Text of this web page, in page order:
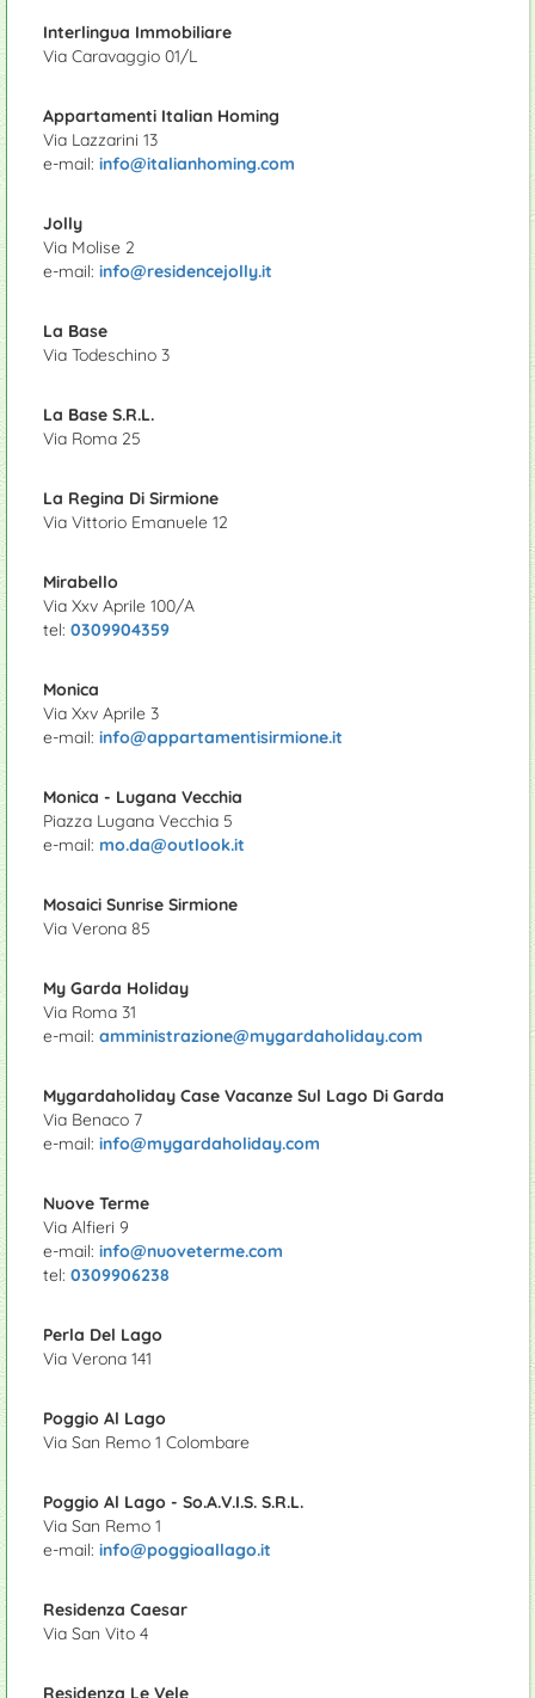
Interlingua Immobiliare
Via Caravaggio 01/L
Appartamenti Italian Homing
Via Lazzarini 13
e-mail: info@italianhoming.com
Jolly
Via Molise 2
e-mail: info@residencejolly.it
La Base
Via Todeschino 3
La Base S.R.L.
Via Roma 25
La Regina Di Sirmione
Via Vittorio Emanuele 12
Mirabello
Via Xxv Aprile 100/A
tel: 0309904359
Monica
Via Xxv Aprile 3
e-mail: info@appartamentisirmione.it
Monica - Lugana Vecchia
Piazza Lugana Vecchia 5
e-mail: mo.da@outlook.it
Mosaici Sunrise Sirmione
Via Verona 85
My Garda Holiday
Via Roma 31
e-mail: amministrazione@mygardaholiday.com
Mygardaholiday Case Vacanze Sul Lago Di Garda
Via Benaco 7
e-mail: info@mygardaholiday.com
Nuove Terme
Via Alfieri 9
e-mail: info@nuoveterme.com
tel: 0309906238
Perla Del Lago
Via Verona 141
Poggio Al Lago
Via San Remo 1 Colombare
Poggio Al Lago - So.A.V.I.S. S.R.L.
Via San Remo 1
e-mail: info@poggioallago.it
Residenza Caesar
Via San Vito 4
Residenza Le Vele